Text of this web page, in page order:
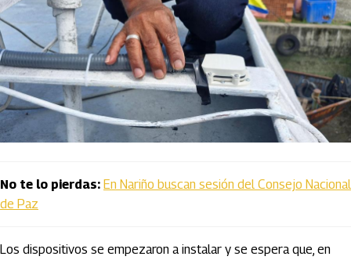
No te lo pierdas: En Nariño buscan sesión del Consejo Nacional
de Paz
Los dispositivos se empezaron a instalar y se espera que, en